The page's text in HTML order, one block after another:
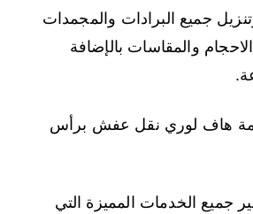
جميع البرادات والمجمدات
والمقاسات بالإضافة
هاف لوري نقل عفش برأس
جميع الخدمات المميزة التي